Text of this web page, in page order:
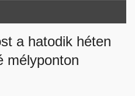
a hatodik héten
mélyponton